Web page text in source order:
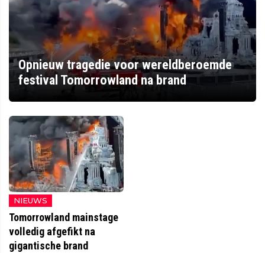
Opnieuw tragedie voor wereldberoemde
festival Tomorrowland na brand
NIEUWS
Tomorrowland mainstage
volledig afgefikt na
gigantische brand